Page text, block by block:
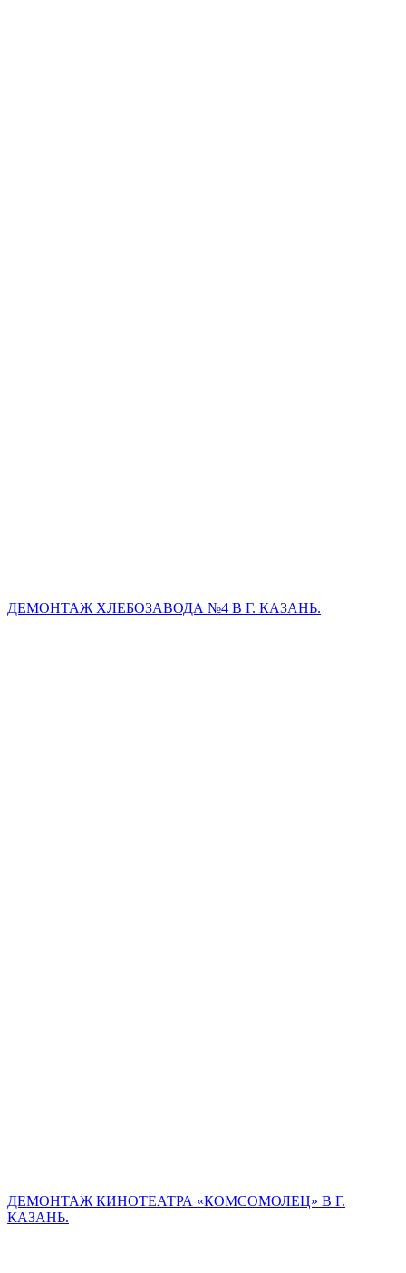
ДЕМОНТАЖ ХЛЕБОЗАВОДА №4 В Г. КАЗАНЬ.
ДЕМОНТАЖ КИНОТЕАТРА «КОМСОМОЛЕЦ» В Г.
КАЗАНЬ.